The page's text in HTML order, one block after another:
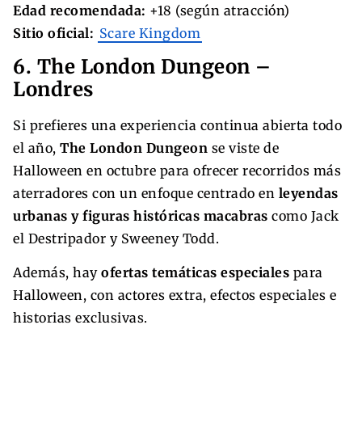
Edad recomendada: +18 (según atracción)
Sitio oficial: Scare Kingdom
6. The London Dungeon –
Londres
Si prefieres una experiencia continua abierta todo
el año, The London Dungeon se viste de
Halloween en octubre para ofrecer recorridos más
aterradores con un enfoque centrado en leyendas
urbanas y figuras históricas macabras como Jack
el Destripador y Sweeney Todd.
Además, hay ofertas temáticas especiales para
Halloween, con actores extra, efectos especiales e
historias exclusivas.